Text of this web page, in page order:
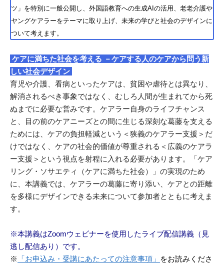
ツ」を特別に一般公開し、外国語教育への生成AIの活用、老老介護や
ヤングケアラーをテーマに取り上げ、未来の学びと社会のデザインに
ついて考えます。
ケアに満ちた社会を考える －ケアする人のケアから問う新
しい社会デザイン
育児や介護、看病といったケアは、貧困や虐待とは異なり、
解消されるべき事象ではなく、むしろ人間が生まれてから死
ぬまでに必要な営みです。ケアラー自身のライフチャンス
と、目の前のケアニーズとの間に生じる深刻な葛藤を支える
ためには、ケアの負担軽減という＜狭義のケアラー支援＞だ
けではなく、ケアの社会的価値が尊重される＜広義のケアラ
ー支援＞という視点を射程に入れる必要があります。「ケア
リング・ソサエティ（ケアに満ちた社会）」の実現のため
に、本講義では、ケアラーの葛藤に寄り添い、ケアとの距離
を多様にデザインできる未来について参加者とともに考えま
す。
※本講義はZoomウェビナーを使用したライブ配信講義（見
逃し配信あり）です。
※
「お申込み・受講にあたっての注意事項」
をお読みくださ